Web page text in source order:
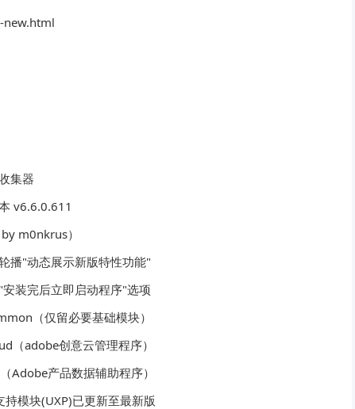
集器
v6.6.0.611
m0nkrus）
播"动态展示新版特性功能"
装完后立即启动程序"选项
（仅留必要基础模块）
（adobe创意云管理程序）
Adobe产品数据辅助程序）
模块(UXP)已更新至最新版